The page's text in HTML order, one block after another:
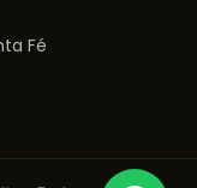
Fé